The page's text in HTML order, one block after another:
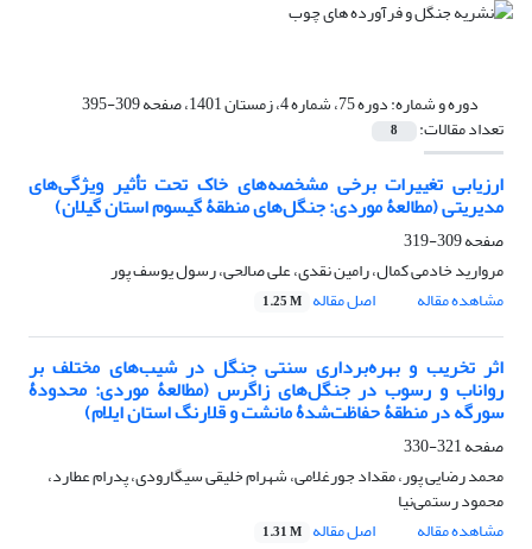
دوره و شماره:دوره 75، شماره 4، زمستان 1401، صفحه 309-395
تعداد مقالات: 8
ارزیابی تغییرات برخی مشخصه‌های خاک تحت تأثیر ویژگی‌های
مدیریتی (مطالعۀ موردی: جنگل‌های منطقۀ گیسوم استان گیلان)
صفحه309-319
مروارید خادمی کمال، رامین نقدی، علی صالحی، رسول یوسف پور
مشاهده مقاله
اصل مقاله 1.25 M
اثر تخریب و بهره‌برداری سنتی جنگل در شیب‌های مختلف بر
رواناب و رسوب در جنگل‌های زاگرس (مطالعۀ موردی: محدودۀ
سورگه در منطقۀ حفاظت‌شدۀ مانشت و قلارنگ استان ایلام)
صفحه321-330
محمد رضایی پور، مقداد جورغلامی، شهرام خلیقی سیگارودی، پدرام عطارد،
محمود رستمی‌نیا
مشاهده مقاله
اصل مقاله 1.31 M